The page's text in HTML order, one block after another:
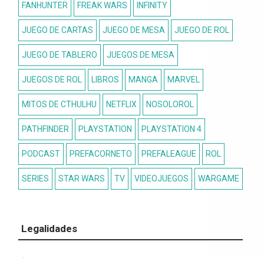
FANHUNTER FREAK WARS INFINITY
JUEGO DE CARTAS JUEGO DE MESA JUEGO DE ROL
JUEGO DE TABLERO JUEGOS DE MESA
JUEGOS DE ROL LIBROS MANGA MARVEL
MITOS DE CTHULHU NETFLIX NOSOLOROL
PATHFINDER PLAYSTATION PLAYSTATION 4
PODCAST PREFACORNETO PREFALEAGUE ROL
SERIES STAR WARS TV VIDEOJUEGOS WARGAME
Legalidades